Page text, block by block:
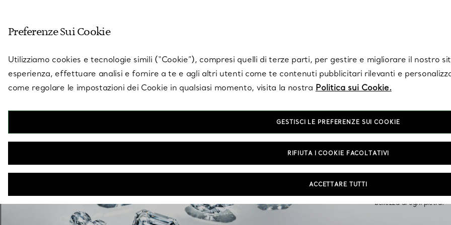
Anelli con
Esplora la nostra
bellezza di ogni pietra.
Preferenze Sui Cookie
Utilizziamo cookies e tecnologie simili (“Cookie”), compresi quelli di terze parti, per gestire e migliorare il nostro
esperienza, effettuare analisi e fornire a te e agli altri utenti come te contenuti pubblicitari rilevanti e
come regolare le impostazioni dei Cookie in qualsiasi momento, visita la nostra Politica sui Cookie.
GESTISCI LE PREFERENZE SUI COOKIE
RIFIUTA I COOKIE FACOLTATIVI
ACCETTARE TUTTI